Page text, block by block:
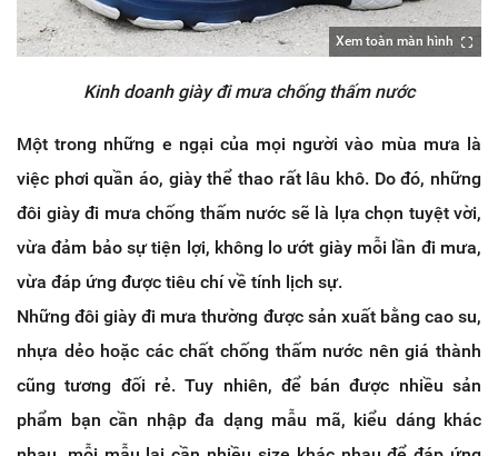
Xem toàn màn hình
Kinh doanh giày đi mưa chống thấm nước
Một trong những e ngại của mọi người vào mùa mưa là
việc phơi quần áo, giày thể thao rất lâu khô. Do đó, những
đôi giày đi mưa chống thấm nước sẽ là lựa chọn tuyệt vời,
vừa đảm bảo sự tiện lợi, không lo ướt giày mỗi lần đi mưa,
vừa đáp ứng được tiêu chí về tính lịch sự.
Những đôi giày đi mưa thường được sản xuất bằng cao su,
nhựa dẻo hoặc các chất chống thấm nước nên giá thành
cũng tương đối rẻ. Tuy nhiên, để bán được nhiều sản
phẩm bạn cần nhập đa dạng mẫu mã, kiểu dáng khác